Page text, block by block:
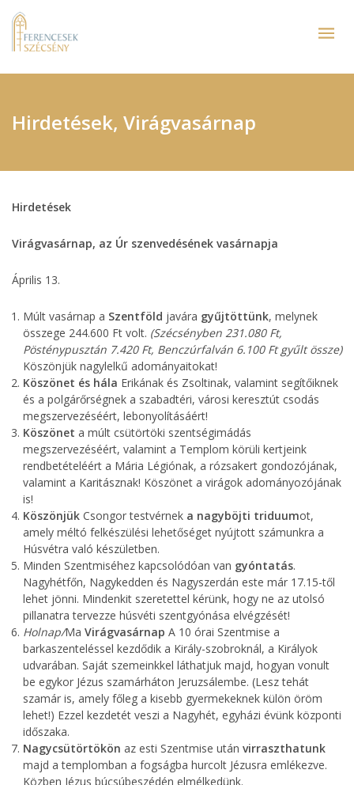
Hirdetések, Virágvasárnap
Hirdetések
Virágvasárnap, az Úr szenvedésének vasárnapja
Április 13.
Múlt vasárnap a Szentföld javára gyűjtöttünk, melynek
összege 244.600 Ft volt. (Szécsényben 231.080 Ft,
Pösténypusztán 7.420 Ft, Benczúrfalván 6.100 Ft gyűlt össze)
Köszönjük nagylelkű adományaitokat!
Köszönet és hála Erikának és Zsoltinak, valamint segítőiknek
és a polgárőrségnek a szabadtéri, városi keresztút csodás
megszervezéséért, lebonyolításáért!
Köszönet a múlt csütörtöki szentségimádás
megszervezéséért, valamint a Templom körüli kertjeink
rendbetételéért a Mária Légiónak, a rózsakert gondozójának,
valamint a Karitásznak! Köszönet a virágok adományozójának
is!
Köszönjük Csongor testvérnek a nagyböjti triduumot,
amely méltó felkészülési lehetőséget nyújtott számunkra a
Húsvétra való készületben.
Minden Szentmiséhez kapcsolódóan van gyóntatás.
Nagyhétfőn, Nagykedden és Nagyszerdán este már 17.15-től
lehet jönni. Mindenkit szeretettel kérünk, hogy ne az utolsó
pillanatra tervezze húsvéti szentgyónása elvégzését!
Holnap/Ma Virágvasárnap A 10 órai Szentmise a
barkaszenteléssel kezdődik a Király-szobroknál, a Királyok
udvarában. Saját szemeinkkel láthatjuk majd, hogyan vonult
be egykor Jézus szamárháton Jeruzsálembe. (Lesz tehát
szamár is, amely főleg a kisebb gyermekeknek külön öröm
lehet!) Ezzel kezdetét veszi a Nagyhét, egyházi évünk központi
időszaka.
Nagycsütörtökön az esti Szentmise után virraszthatunk
majd a templomban a fogságba hurcolt Jézusra emlékezve.
Közben Jézus búcsúbeszédén elmélkedünk.